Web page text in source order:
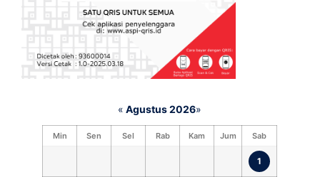
« Agustus 2026»
Min Sen Sel Rab Kam Jum Sab
1